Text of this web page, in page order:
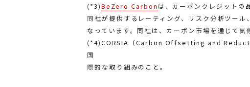
(*3)BeZero Carbon は、カーボンクレジットの
同社が提供するレーティング、リスク分析ツー
なっています。同社は、カーボン市場を通じて
(*4)CORSIA（Carbon Offsetting and
国
際的な取り組みのこと。